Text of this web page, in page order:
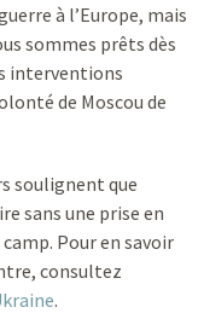
à l’Europe, mais
sommes prêts dès
interventions
de Moscou de
soulignent que
sans une prise en
Pour en savoir
consultez
.